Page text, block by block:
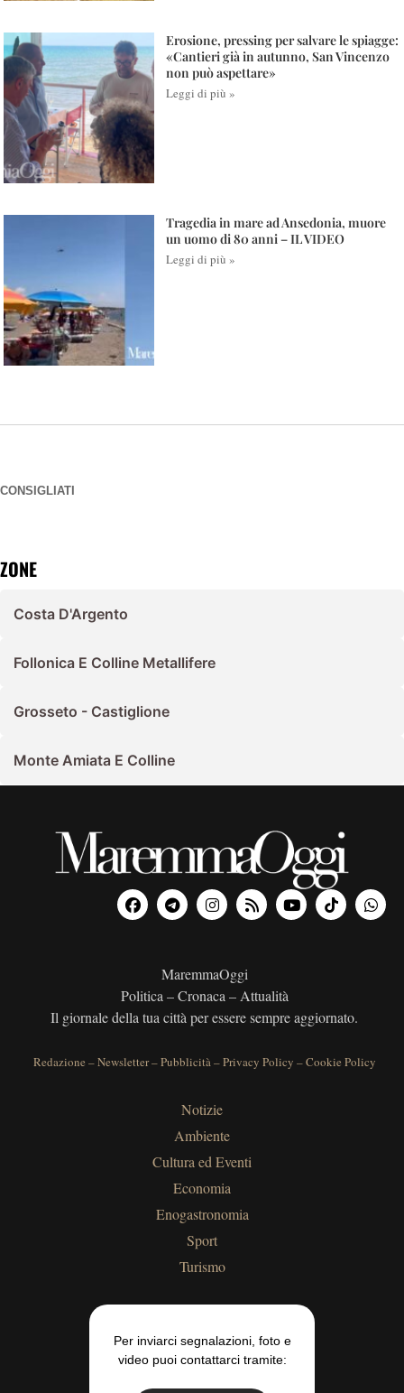
Erosione, pressing per salvare le spiagge:
«Cantieri già in autunno, San Vincenzo
non può aspettare»
Leggi di più »
Tragedia in mare ad Ansedonia, muore
un uomo di 80 anni – IL VIDEO
Leggi di più »
CONSIGLIATI
ZONE
Costa D'Argento
Follonica E Colline Metallifere
Grosseto - Castiglione
Monte Amiata E Colline
MaremmaOggi
Politica – Cronaca – Attualità
Il giornale della tua città per essere sempre aggiornato.
Redazione –Newsletter–Pubblicità–Privacy Policy –Cookie Policy
Notizie
Ambiente
Cultura ed Eventi
Economia
Enogastronomia
Sport
Turismo
Per inviarci segnalazioni, foto e
video puoi contattarci tramite: